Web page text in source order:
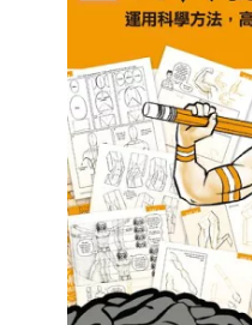
居家生活 3C家電
女裝 男裝
日本購物 電子/紙本書
HOT